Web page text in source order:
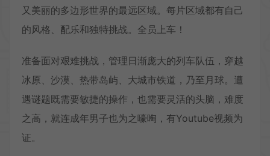
又美丽的多边形世界的最远区域。每片区域都有自己
的风格、配乐和独特挑战。全员上车！
准备面对艰难挑战，管理日渐庞大的列车队伍，穿越
冰原、沙漠、热带岛屿、大城市铁道，乃至月球。遭
遇谜题既需要敏捷的操作，也需要灵活的头脑，难度
之高，就连成年男子也为之嚎啕，有Youtube视频为
证。